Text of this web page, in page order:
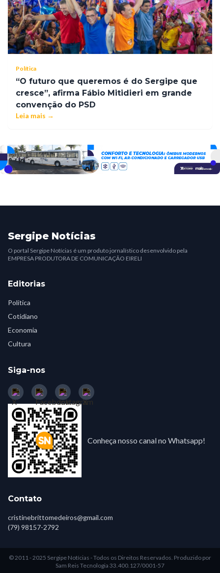
Política
“O futuro que queremos é do Sergipe que
cresce”, afirma Fábio Mitidieri em grande
convenção do PSD
Leia mais →
Sergipe Notícias
O portal Sergipe Notícias é um produto jornalístico desenvolvido pela
EMPRESA PRODUTORA DE COMUNICAÇÃO EIRELI
Editorias
Política
Cotidiano
Economia
Cultura
Siga-nos
Conheça nosso canal no Whatsapp!
Contato
cristinebrittomedeiros@gmail.com
(79) 98157-2792
© 2011 - 2025 Sergipe Notícias - Todos os Direitos Reservados. Produzido por
Sam Reis Tecnologia 33.400.127/0001-57